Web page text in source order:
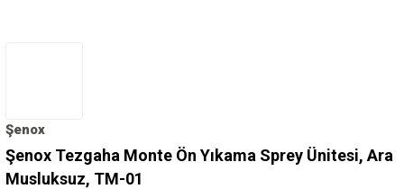
Şenox
Şenox Tezgaha Monte Ön Yıkama Sprey Ünitesi, Ara
Musluksuz, TM-01